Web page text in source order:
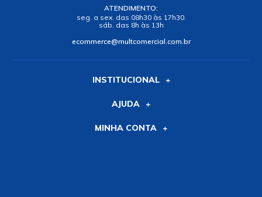
%
deR$ 48,80s/
no PIX ou Boleto com
de desconto
em até10xde